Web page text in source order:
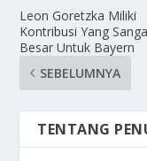
Leon Goretzka Miliki
Kontribusi Yang
Besar Untuk Bayern
SEBELUMNYA
TENTANG